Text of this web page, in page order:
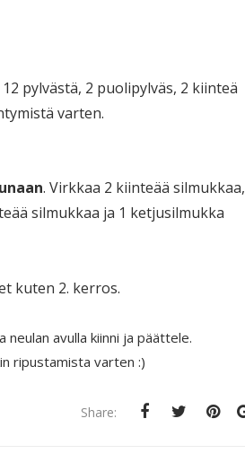
pylvästä, 2 puolipylväs, 2 kiinteä
varten.
. Virkkaa 2 kiinteää silmukkaa,
silmukkaa ja 1 ketjusilmukka
kuten 2. kerros.
avulla kiinni ja päättele.
ripustamista varten :)
Share: